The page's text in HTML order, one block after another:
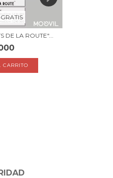
DE LA ROUTE"...
CARRITO